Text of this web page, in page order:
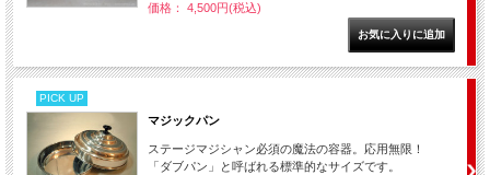
価格： 4,500円(税込)
PICK UP
マジックパン
ステージマジシャン必須の魔法の容器。応用無限！
「ダブパン」と呼ばれる標準的なサイズです。